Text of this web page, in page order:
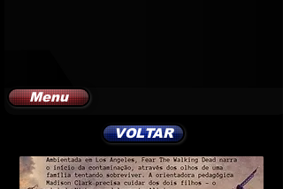
Menu
VOLTAR